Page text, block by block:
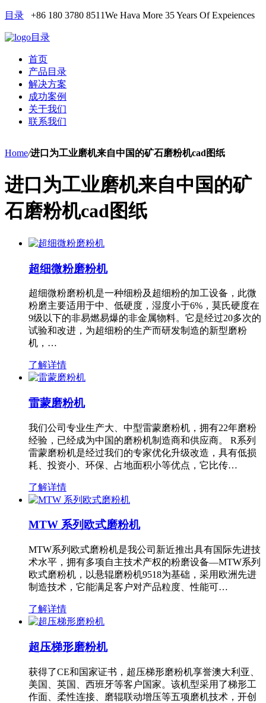
目录 +86 180 3780 8511We Hava More 35 Years Of Expeiences
目录
首页
产品目录
解决方案
成功案例
关于我们
联系我们
Home/进口为工业磨机来自中国的矿石磨粉机cad图纸
进口为工业磨机来自中国的矿
石磨粉机cad图纸
超细微粉磨粉机
超细微粉磨粉机是一种细粉及超细粉的加工设备，此微
粉磨主要适用于中、低硬度，湿度小于6%，莫氏硬度在
9级以下的非易燃易爆的非金属物料。它是经过20多次的
试验和改进，为超细粉的生产而研发制造的新型磨粉
机，…
了解详情
雷蒙磨粉机
我们公司专业生产大、中型雷蒙磨粉机，拥有22年磨粉
经验，已经成为中国的磨粉机制造商和供应商。 R系列
雷蒙磨粉机是经过我们的专家优化升级改造，具有低损
耗、投资小、环保、占地面积小等优点，它比传…
了解详情
MTW 系列欧式磨粉机
MTW系列欧式磨粉机是我公司新近推出具有国际先进技
术水平，拥有多项自主技术产权的粉磨设备—MTW系列
欧式磨粉机，以悬辊磨粉机9518为基础，采用欧洲先进
制造技术，它能满足客户对产品粒度、性能可…
了解详情
超压梯形磨粉机
获得了CE和国家证书，超压梯形磨粉机享誉澳大利亚、
美国、英国、西班牙等客户国家。该机型采用了梯形工
作面、柔性连接、磨辊联动增压等五项磨机技术，开创